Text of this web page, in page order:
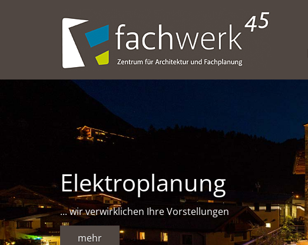
Elektroplanung
... wir verwirklichen Ihre Vorstellungen
mehr